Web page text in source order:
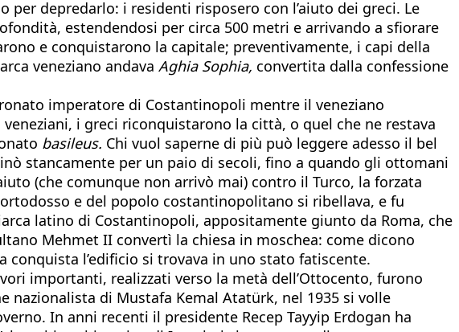
depredarlo: i residenti risposero con l’aiuto dei greci. Le
estendendosi per circa 500 metri e arrivando a sfiorare
e conquistarono la capitale; preventivamente, i capi della
veneziano andava Aghia Sophia, convertita dalla confessione
imperatore di Costantinopoli mentre il veneziano
i greci riconquistarono la città, o quel che ne restava
basileus. Chi vuol saperne di più può leggere adesso il bel
stancamente per un paio di secoli, fino a quando gli ottomani
(che comunque non arrivò mai) contro il Turco, la forzata
e del popolo costantinopolitano si ribellava, e fu
latino di Costantinopoli, appositamente giunto da Roma, che
Mehmet II convertì la chiesa in moschea: come dicono
l’edificio si trovava in uno stato fatiscente.
importanti, realizzati verso la metà dell’Ottocento, furono
di Mustafa Kemal Atatürk, nel 1935 si volle
In anni recenti il presidente Recep Tayyip Erdogan ha